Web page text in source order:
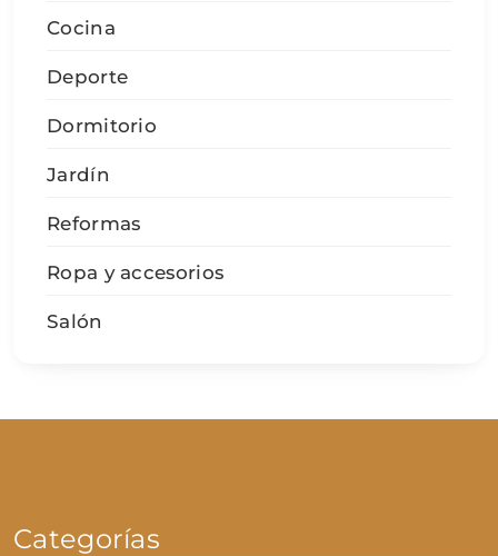
Cocina
Deporte
Dormitorio
Jardín
Reformas
Ropa y accesorios
Salón
Categorías